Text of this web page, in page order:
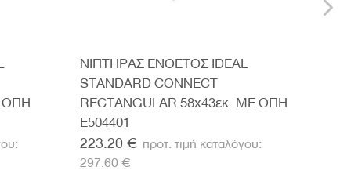
ΟΠΗ
ΝΙΠΤΗΡΑΣ ΕΝΘΕΤΟΣ IDEAL
STANDARD CONNECT
RECTANGULAR 58x43εκ. ΜΕ ΟΠΗ
E504401
223.20 €
297.60 €